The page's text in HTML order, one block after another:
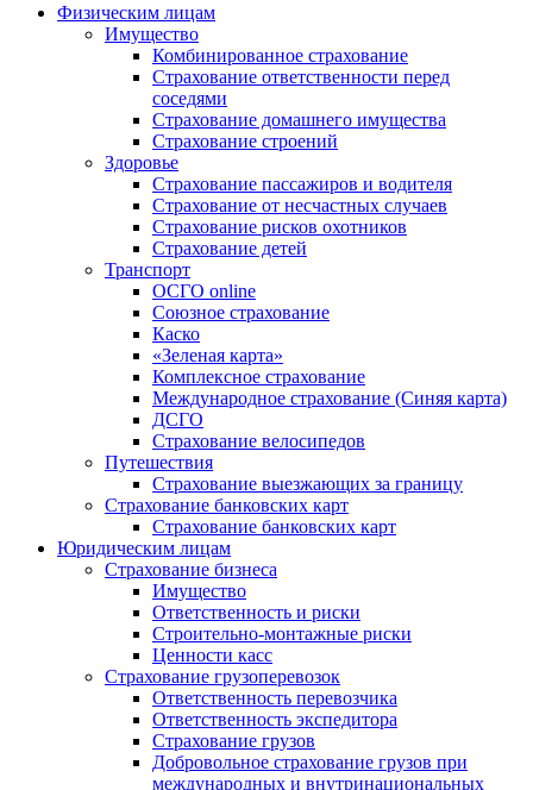
Физическим лицам
Имущество
Комбинированное страхование
Страхование ответственности перед
соседями
Страхование домашнего имущества
Страхование строений
Здоровье
Страхование пассажиров и водителя
Страхование от несчастных случаев
Страхование рисков охотников
Страхование детей
Транспорт
ОСГО online
Союзное страхование
Каско
«Зеленая карта»
Комплексное страхование
Международное страхование (Синяя карта)
ДСГО
Страхование велосипедов
Путешествия
Страхование выезжающих за границу
Страхование банковских карт
Страхование банковских карт
Юридическим лицам
Страхование бизнеса
Имущество
Ответственность и риски
Строительно-монтажные риски
Ценности касс
Страхование грузоперевозок
Ответственность перевозчика
Ответственность экспедитора
Страхование грузов
Добровольное страхование грузов при
международных и внутринациональных